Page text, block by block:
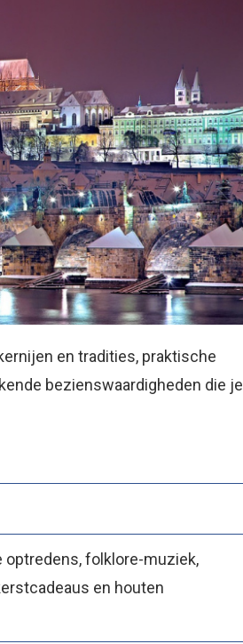
en tradities, praktische
bezienswaardigheden die je
folklore-muziek,
en houten